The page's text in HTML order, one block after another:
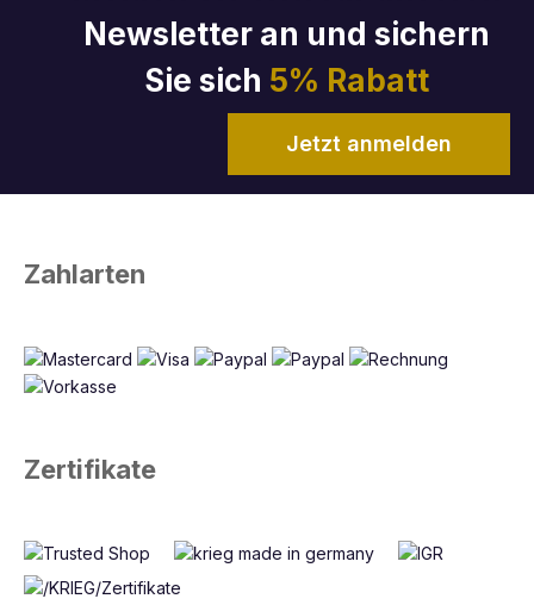
Newsletter an und sichern
Sie sich 5% Rabatt
Jetzt anmelden
Zahlarten
Zertifikate